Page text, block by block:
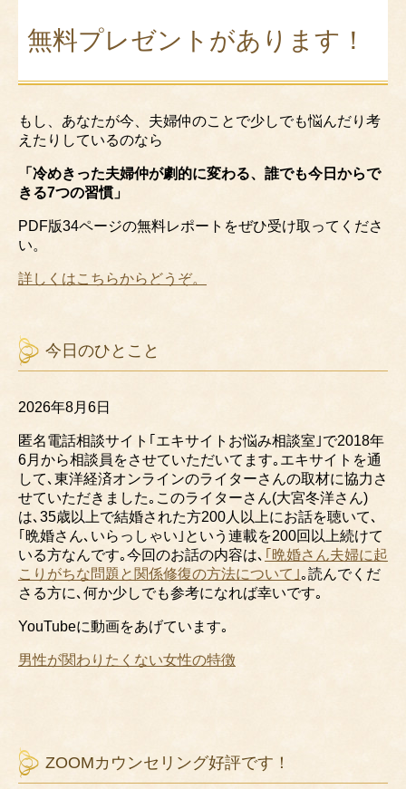
無料プレゼントがあります！
もし、あなたが今、夫婦仲のことで少しでも悩んだり考
えたりしているのなら
「冷めきった夫婦仲が劇的に変わる、誰でも今日からで
きる7つの習慣」
PDF版34ページの無料レポートをぜひ受け取ってくださ
い。
詳しくはこちらからどうぞ。
今日のひとこと
2026年8月6日
匿名電話相談サイト｢エキサイトお悩み相談室｣で2018年
6月から相談員をさせていただいてます｡エキサイトを通
して､東洋経済オンラインのライターさんの取材に協力さ
せていただきました｡このライターさん(大宮冬洋さん)
は､35歳以上で結婚された方200人以上にお話を聴いて､
｢晩婚さん､いらっしゃい｣という連載を200回以上続けて
いる方なんです｡今回のお話の内容は､ ｢晩婚さん夫婦に起
こりがちな問題と関係修復の方法について｣｡読んでくだ
さる方に､何か少しでも参考になれば幸いです｡
YouTubeに動画をあげています｡
男性が関わりたくない女性の特徴
ZOOMカウンセリング好評です！